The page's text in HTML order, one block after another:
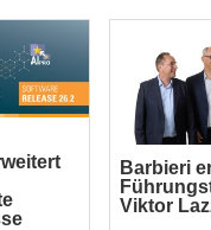
Barbieri
Viktor